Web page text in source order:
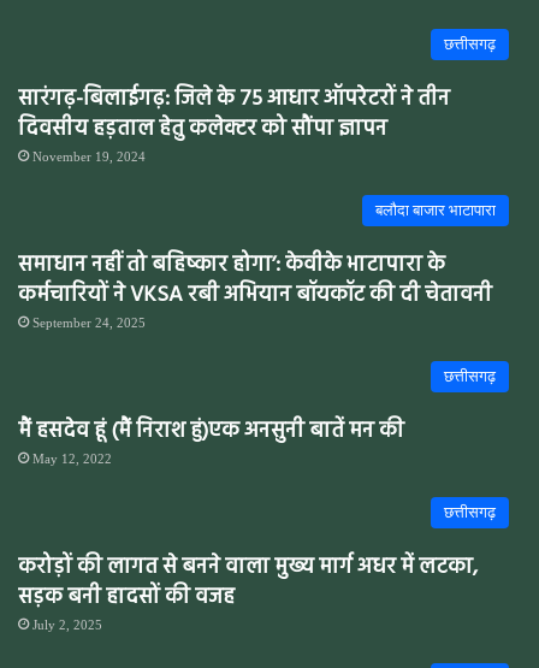
छत्तीसगढ़
सारंगढ़-बिलाईगढ़: जिले के 75 आधार ऑपरेटरों ने तीन
दिवसीय हड़ताल हेतु कलेक्टर को सौंपा ज्ञापन
November 19, 2024
बलौदा बाजार भाटापारा
समाधान नहीं तो बहिष्कार होगा’: केवीके भाटापारा के
कर्मचारियों ने VKSA रबी अभियान बॉयकॉट की दी चेतावनी
September 24, 2025
छत्तीसगढ़
मैं हसदेव हूं (मैं निराश हुं)एक अनसुनी बातें मन की
May 12, 2022
छत्तीसगढ़
करोड़ों की लागत से बनने वाला मुख्य मार्ग अधर में लटका,
सड़क बनी हादसों की वजह
July 2, 2025